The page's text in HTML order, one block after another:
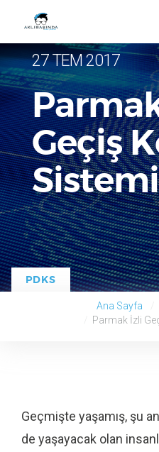
27 TEM 2017
Geçiş
Sistemi
PDKS
Ana Sayfa
Parmak İzli
Geçmişte yaşamış, şu
de yaşayacak olan